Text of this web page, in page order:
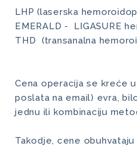
LHP (laserska
EMERALD - LIGASURE
THD (transanalna
Cena operacija se kreće
poslata na email) evra,
jednu ili kombinaciju
Takodje, cene